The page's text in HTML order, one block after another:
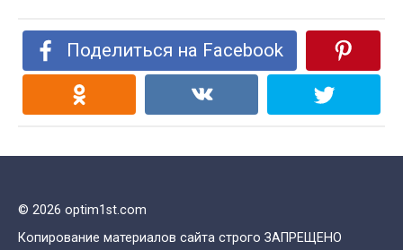
Поделиться на Facebook
© 2026 optim1st.com
Копирование материалов сайта строго ЗАПРЕЩЕНО